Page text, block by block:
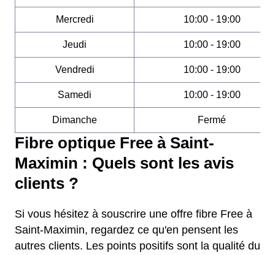
Mercredi 10:00 - 19:00
Jeudi 10:00 - 19:00
Vendredi 10:00 - 19:00
Samedi 10:00 - 19:00
Dimanche Fermé
Fibre optique Free à Saint-
Maximin : Quels sont les avis
clients ?
Si vous hésitez à souscrire une offre fibre Free à
Saint-Maximin, regardez ce qu'en pensent les
autres clients. Les points positifs sont la qualité du